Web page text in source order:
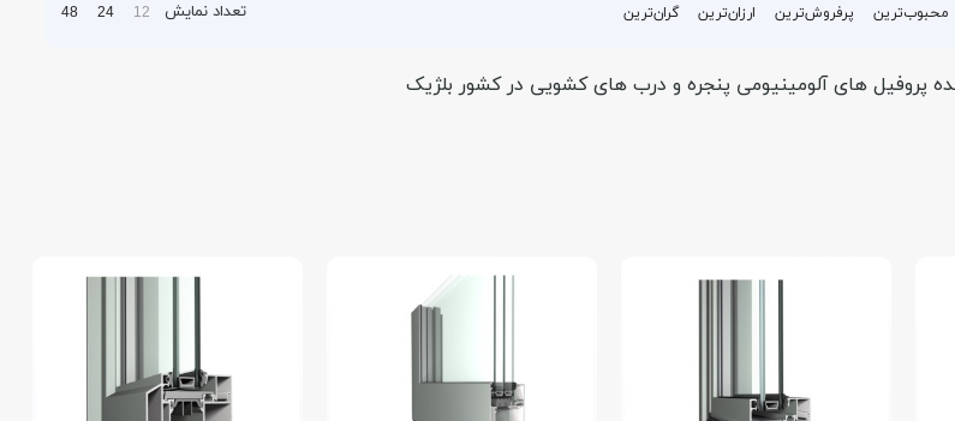
محبوب‌‌ترین پرفروش‌ترین ارزان‌ترین گران‌ترین تعداد نمایش 12
24
48
پروفیل های آلومینیومی پنجره و درب های کشویی در کشور بلژیک